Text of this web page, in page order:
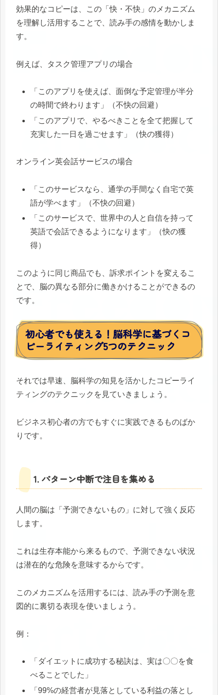
効果的なコピーは、この「快・不快」のメカニズム
を理解し活用することで、読み手の感情を動かしま
す。
例えば、タスク管理アプリの場合
「このアプリを使えば、面倒な予定管理が半分
の時間で終わります」（不快の回避）
「このアプリで、やるべきことを全て把握して
充実した一日を過ごせます」（快の獲得）
オンライン英会話サービスの場合
「このサービスなら、通学の手間なく自宅で英
語が学べます」（不快の回避）
「このサービスで、世界中の人と自信を持って
英語で会話できるようになります」（快の獲
得）
このように同じ商品でも、訴求ポイントを変えるこ
とで、脳の異なる部分に働きかけることができるの
です。
初心者でも使える！脳科学に基づくコ
ピーライティング5つのテクニック
それでは早速、脳科学の知見を活かしたコピーライ
ティングのテクニックを見ていきましょう。
ビジネス初心者の方でもすぐに実践できるものばか
りです。
1. パターン中断で注目を集める
人間の脳は「予測できないもの」に対して強く反応
します。
これは生存本能から来るもので、予測できない状況
は潜在的な危険を意味するからです。
このメカニズムを活用するには、読み手の予測を意
図的に裏切る表現を使いましょう。
例：
「ダイエットに成功する秘訣は、実は〇〇を食
べることでした」
「99%の経営者が見落としている利益の落とし